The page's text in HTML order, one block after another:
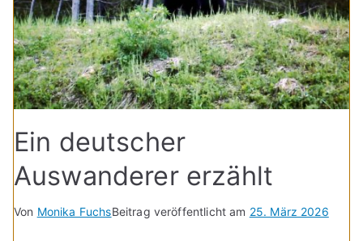
Ein deutscher
Auswanderer erzählt
Von Monika FuchsBeitrag veröffentlicht am 25. März 2026